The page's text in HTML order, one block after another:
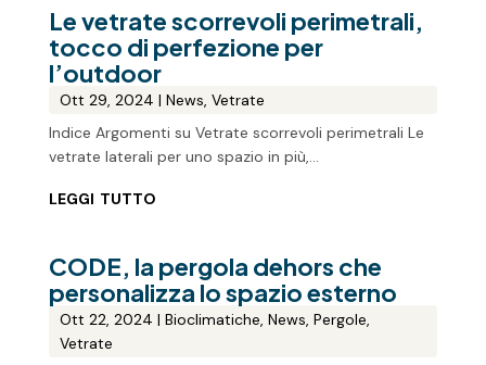
Le vetrate scorrevoli perimetrali,
tocco di perfezione per
l’outdoor
Ott 29, 2024 | News, Vetrate
Indice Argomenti su Vetrate scorrevoli perimetrali Le
vetrate laterali per uno spazio in più,...
leggi tutto
CODE, la pergola dehors che
personalizza lo spazio esterno
Ott 22, 2024 | Bioclimatiche, News, Pergole,
Vetrate